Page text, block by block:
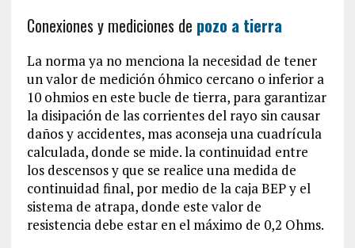
Conexiones y mediciones de pozo a tierra
La norma ya no menciona la necesidad de tener
un valor de medición óhmico cercano o inferior a
10 ohmios en este bucle de tierra, para garantizar
la disipación de las corrientes del rayo sin causar
daños y accidentes, mas aconseja una cuadrícula
calculada, donde se mide. la continuidad entre
los descensos y que se realice una medida de
continuidad final, por medio de la caja BEP y el
sistema de atrapa, donde este valor de
resistencia debe estar en el máximo de 0,2 Ohms.